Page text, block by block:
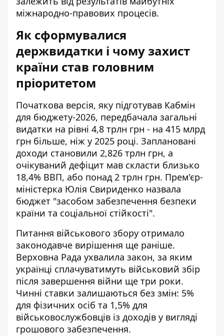
міжнародно-правових процесів.
Як сформувалися
держвидатки і чому захист
країни став головним
пріоритетом
Початкова версія, яку підготував Кабмін
для бюджету-2026, передбачала загальні
видатки на рівні 4,8 трлн грн - на 415 млрд
грн більше, ніж у 2025 році. Заплановані
доходи становили 2,826 трлн грн, а
очікуваний дефіцит мав скласти близько
18,4% ВВП, або понад 2 трлн грн. Прем'єр-
міністерка Юлія Свириденко назвала
бюджет "засобом забезпечення безпеки
країни та соціальної стійкості".
Питання військового збору отримало
законодавче вирішення ще раніше.
Верховна Рада ухвалила закон, за яким
українці сплачуватимуть військовий збір
після завершення війни ще три роки.
Чинні ставки залишаються без змін: 5%
для фізичних осіб та 1,5% для
військовослужбовців із доходів у вигляді
грошового забезпечення.